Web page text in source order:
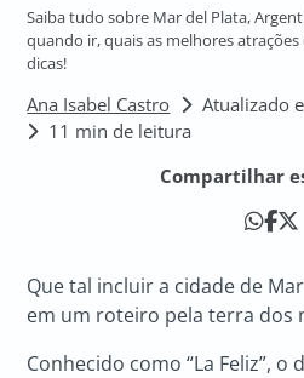
Saiba tudo sobre Mar del Plata,
quando ir, quais as melhores
dicas!
Ana Isabel Castro
Atualizado
11 min de leitura
Compartilhar
Que tal incluir a cidade de
em um roteiro pela terra dos
Conhecido como “La Feliz”,